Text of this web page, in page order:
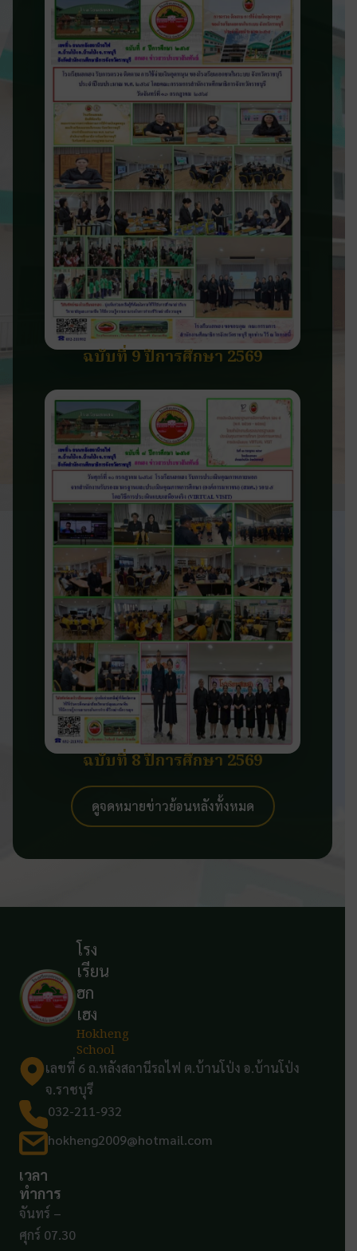
ฉบับที่ 9 ปีการศึกษา 2569
ฉบับที่ 8 ปีการศึกษา 2569
ดูจดหมายข่าวย้อนหลังทั้งหมด
โรง
เรียน
ฮก
เฮง
Hokheng
School
เลขที่ 6 ถ.หลังสถานีรถไฟ ต.บ้านโป่ง อ.บ้านโป่ง
จ.ราชบุรี
032-211-932
hokheng2009@hotmail.com
เวลา
ทำการ
จันทร์ –
ศุกร์ 07.30